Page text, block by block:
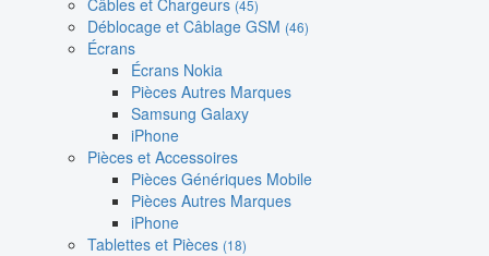
(45)
Déblocage et Câblage GSM (46)
Écrans
Écrans Nokia
Pièces Autres Marques
Samsung Galaxy
iPhone
Pièces et Accessoires
Pièces Génériques Mobile
Pièces Autres Marques
iPhone
Tablettes et Pièces (18)